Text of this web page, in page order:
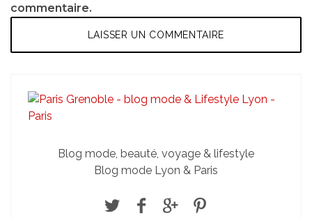
commentaire.
Blog mode, beauté, voyage & lifestyle
Blog mode Lyon & Paris